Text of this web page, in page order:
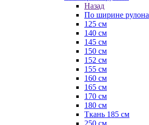
Назад
По ширине рулона
125 см
140 см
145 см
150 см
152 см
155 см
160 см
165 см
170 см
180 см
Ткань 185 см
250 см